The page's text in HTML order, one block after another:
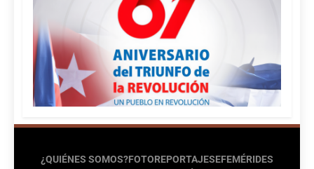
¿QUIÉNES SOMOS?FOTOREPORTAJESEFEMÉRIDES